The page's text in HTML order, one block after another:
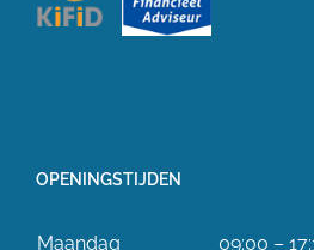
OPENINGSTIJDEN
Maandag
09:00 –